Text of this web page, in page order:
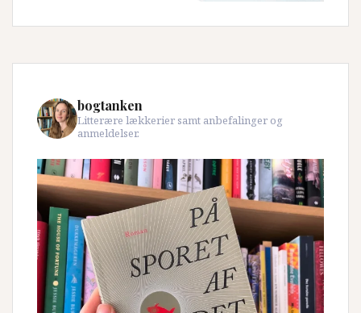
bogtanken
Litterære lækkerier samt anbefalinger og
anmeldelser.